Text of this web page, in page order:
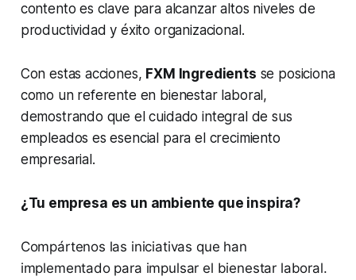
contento es clave para alcanzar altos niveles de
productividad y éxito organizacional.
Con estas acciones, FXM Ingredients se posiciona
como un referente en bienestar laboral,
demostrando que el cuidado integral de sus
empleados es esencial para el crecimiento
empresarial.
¿Tu empresa es un ambiente que inspira?
Compártenos las iniciativas que han
implementado para impulsar el bienestar laboral.